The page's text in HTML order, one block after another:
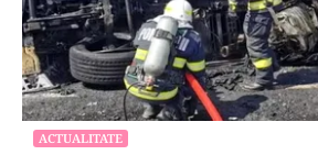
ACTUALITATE